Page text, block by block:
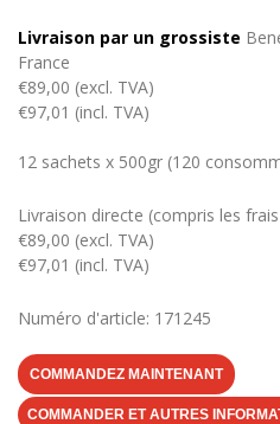
Livraison par un grossiste
France
€89,00 (excl. TVA)
€97,01 (incl. TVA)
12 sachets x 500gr (120
Livraison directe (compris les
€89,00 (excl. TVA)
€97,01 (incl. TVA)
Numéro d'article: 171245
COMMANDEZ MAINTENANT
COMMANDER ET AUTRES